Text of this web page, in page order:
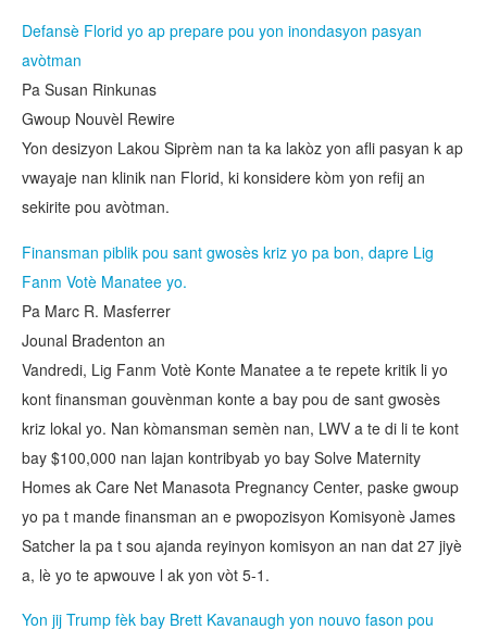
Defansè Florid yo ap prepare pou yon inondasyon pasyan
avòtman
Pa Susan Rinkunas
Gwoup Nouvèl Rewire
Yon desizyon Lakou Siprèm nan ta ka lakòz yon afli pasyan k ap
vwayaje nan klinik nan Florid, ki konsidere kòm yon refij an
sekirite pou avòtman.
Finansman piblik pou sant gwosès kriz yo pa bon, dapre Lig
Fanm Votè Manatee yo.
Pa Marc R. Masferrer
Jounal Bradenton an
Vandredi, Lig Fanm Votè Konte Manatee a te repete kritik li yo
kont finansman gouvènman konte a bay pou de sant gwosès
kriz lokal yo. Nan kòmansman semèn nan, LWV a te di li te kont
bay $100,000 nan lajan kontribyab yo bay Solve Maternity
Homes ak Care Net Manasota Pregnancy Center, paske gwoup
yo pa t mande finansman an e pwopozisyon Komisyonè James
Satcher la pa t sou ajanda reyinyon komisyon an nan dat 27 jiyè
a, lè yo te apwouve l ak yon vòt 5-1.
Yon jij Trump fèk bay Brett Kavanaugh yon nouvo fason pou